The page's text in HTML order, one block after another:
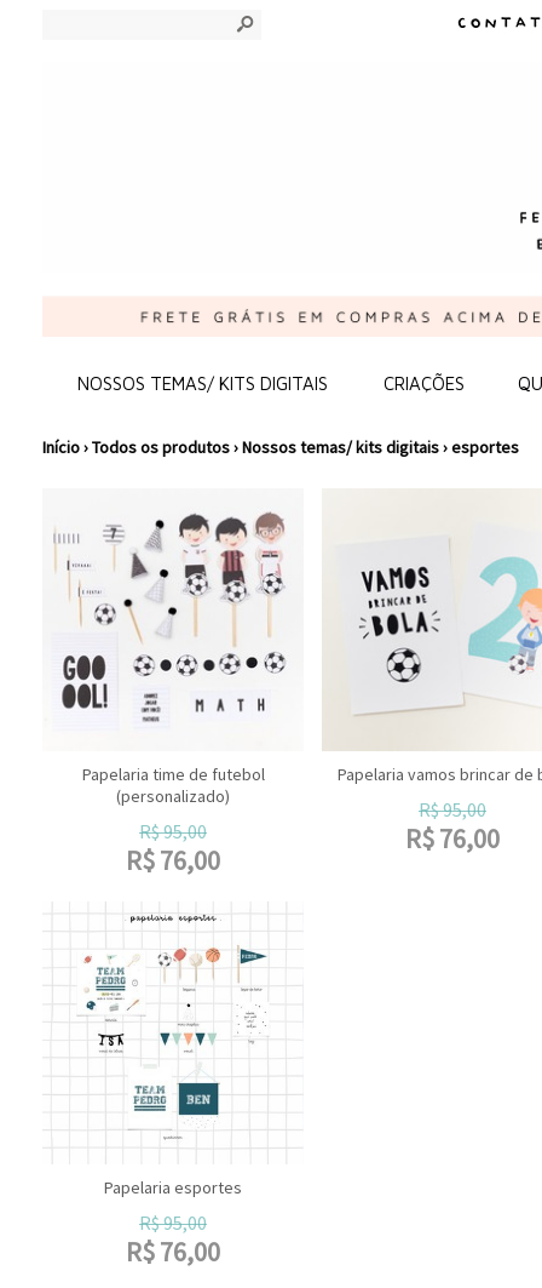
s
NOSSOS TEMAS/ KITS DIGITAIS CRIAÇÕES
Início›Todos os produtos›Nossos temas/ kits digitais›esportes
Papelaria time de futebol
(personalizado)
R$95,00
R$76,00
Papelaria vamos brincar de
R$95,00
R$76,00
Papelaria esportes
R$95,00
R$76,00